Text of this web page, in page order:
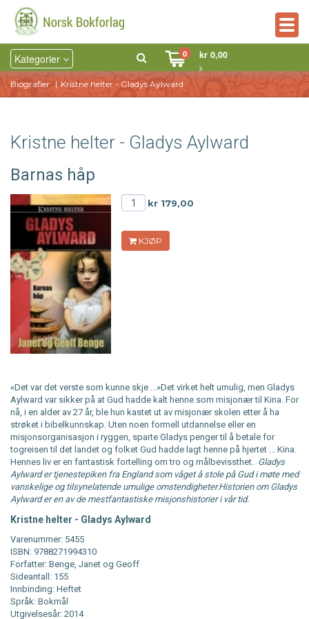
Kategorier
0 kr 0,00
Biografier Kristne helter - Gladys Aylward
Kristne helter - Gladys Aylward
Barnas håp
kr 179,00
KJØP
«Det var det verste som kunne skje ...»Det virket helt umulig, men Gladys
Aylward var sikker på at Gud hadde kalt henne som misjonær til Kina. For
nå, i en alder av 27 år, ble hun kastet ut av misjonær skolen etter å ha
strøket i bibelkunnskap. Uten noen formell utdannelse eller en
misjonsorganisasjon i ryggen, sparte Gladys penger til å betale for
togreisen til det landet og folket Gud hadde lagt henne på hjertet ... Kina.
Hennes liv er en fantastisk fortelling om tro og målbevissthet. Gladys
Aylward er tjenestepiken fra England som våget å stole på Gud i møte med
vanskelige og tilsynelatende umulige omstendigheter.Historien om Gladys
Aylward er en av de mestfantastiske misjonshistorier i vår tid.
Kristne helter - Gladys Aylward
Varenummer: 5455
ISBN: 9788271994310
Forfatter: Benge, Janet og Geoff
Sideantall: 155
Innbinding: Heftet
Språk: Bokmål
Utgivelsesår: 2014